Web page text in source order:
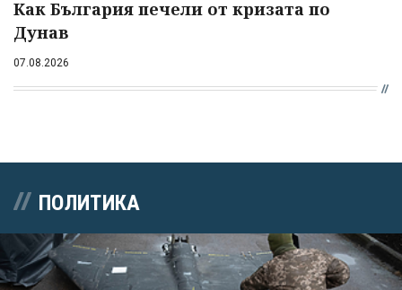
Как България печели от кризата по
Дунав
07.08.2026
ПОЛИТИКА